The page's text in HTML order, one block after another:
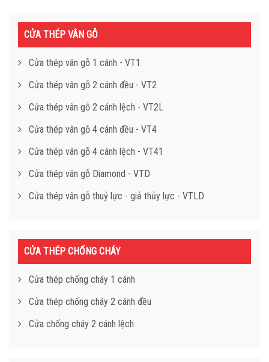
CỬA THÉP VÂN GỖ
Cửa thép vân gỗ 1 cánh - VT1
Cửa thép vân gỗ 2 cánh đều - VT2
Cửa thép vân gỗ 2 cánh lệch - VT2L
Cửa thép vân gỗ 4 cánh đều - VT4
Cửa thép vân gỗ 4 cánh lệch - VT41
Cửa thép vân gỗ Diamond - VTD
Cửa thép vân gỗ thuỷ lực - giả thủy lực - VTLD
CỬA THÉP CHỐNG CHÁY
Cửa thép chống cháy 1 cánh
Cửa thép chống cháy 2 cánh đều
Cửa chống cháy 2 cánh lệch